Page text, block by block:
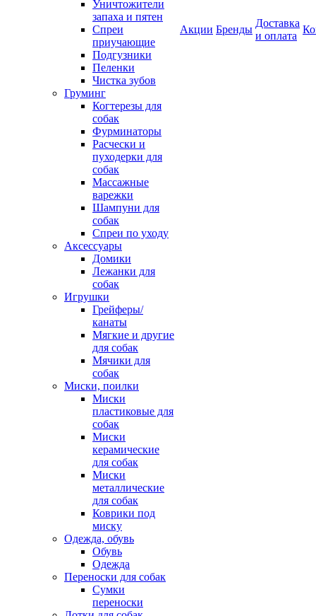
Уничтожители
запаха и пятен
Спреи
приучающие
Подгузники
Пеленки
Чистка зубов
Груминг
Когтерезы для
собак
Фурминаторы
Расчески и
пуходерки для
собак
Массажные
варежки
Шампуни для
собак
Спреи по уходу
Аксессуары
Домики
Лежанки для
собак
Игрушки
Грейферы/
канаты
Мягкие и другие
для собак
Мячики для
собак
Миски, поилки
Миски
пластиковые для
собак
Миски
керамические
для собак
Миски
металлические
для собак
Коврики под
миску
Одежда, обувь
Обувь
Одежда
Переноски для собак
Сумки
переноски
Акции Бренды
Доставка
и оплата